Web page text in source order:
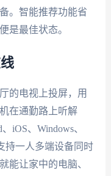
。智能推荐功能省
是最佳状态。
的电视上投屏，用
在通勤路上听解
iOS、Windows、
持一人多端设备同时
能让家中的电脑、